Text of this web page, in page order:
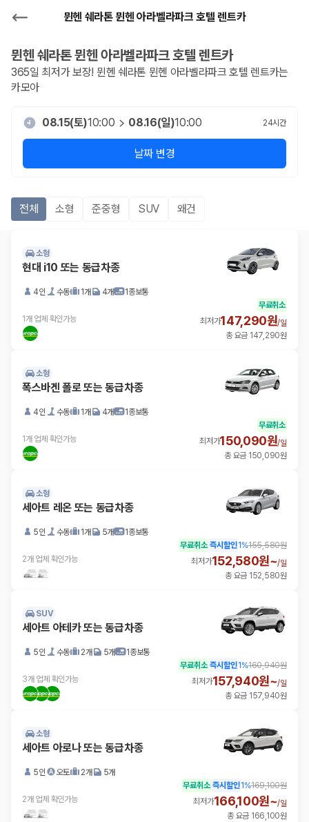
뮌헨 쉐라톤 뮌헨 아라벨라파크 호텔 렌트카
뮌헨 쉐라톤 뮌헨 아라벨라파크 호텔 렌트카
365일 최저가 보장! 뮌헨 쉐라톤 뮌헨 아라벨라파크 호텔 렌트카는
카모아
08.15(토)10:00 08.16(일)10:00 24시간
날짜 변경
전체 소형 준중형 SUV 왜건
소형
현대 i10 또는 동급차종
4인 수동 1개 4개 1종보통
1개 업체 확인가능
무료취소
최저가147,290원/일
총 요금 147,290원
소형
폭스바겐 폴로 또는 동급차종
4인 수동 1개 4개 1종보통
1개 업체 확인가능
무료취소
최저가150,090원/일
총 요금 150,090원
소형
세아트 레온 또는 동급차종
5인 수동 1개 5개 1종보통
2개 업체 확인가능
무료취소 즉시할인1 %155,580원
최저가152,580원~/일
총 요금 152,580원
SUV
세아트 아테카 또는 동급차종
5인 수동 2개 5개 1종보통
3개 업체 확인가능
무료취소 즉시할인1 %160,940원
최저가157,940원~/일
총 요금 157,940원
소형
세아트 아로나 또는 동급차종
5인 오토 2개 5개
2개 업체 확인가능
무료취소 즉시할인1 %169,100원
최저가166,100원~/일
총 요금 166,100원